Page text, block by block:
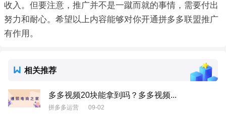
收入。但要注意，推广并不是一蹴而就的事情，需要付出
努力和耐心。希望以上内容能够对你开通拼多多联盟推广
有作用。
相关推荐
多多视频20块能拿到吗？多多视频...
拼多多运营 09-02